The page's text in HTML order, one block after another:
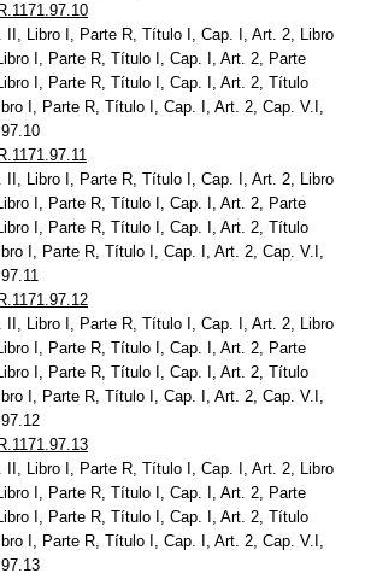
R.1171.97.10
II, Libro I, Parte R, Título I, Cap. I, Art. 2, Libro
I, Parte R, Título I, Cap. I, Art. 2, Parte
I, Parte R, Título I, Cap. I, Art. 2, Título
I, Parte R, Título I, Cap. I, Art. 2, Cap. V.I,
R.1171.97.11
II, Libro I, Parte R, Título I, Cap. I, Art. 2, Libro
I, Parte R, Título I, Cap. I, Art. 2, Parte
I, Parte R, Título I, Cap. I, Art. 2, Título
I, Parte R, Título I, Cap. I, Art. 2, Cap. V.I,
R.1171.97.12
II, Libro I, Parte R, Título I, Cap. I, Art. 2, Libro
I, Parte R, Título I, Cap. I, Art. 2, Parte
I, Parte R, Título I, Cap. I, Art. 2, Título
I, Parte R, Título I, Cap. I, Art. 2, Cap. V.I,
R.1171.97.13
II, Libro I, Parte R, Título I, Cap. I, Art. 2, Libro
I, Parte R, Título I, Cap. I, Art. 2, Parte
I, Parte R, Título I, Cap. I, Art. 2, Título
I, Parte R, Título I, Cap. I, Art. 2, Cap. V.I,